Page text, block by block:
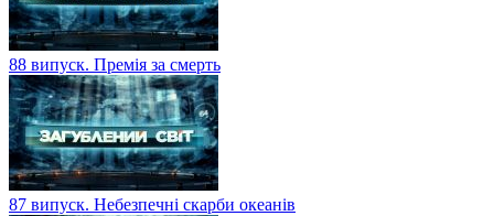
88 випуск. Премія за смерть
87 випуск. Небезпечні скарби океанів